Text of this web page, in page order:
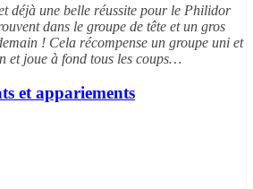
déjà une belle réussite pour le Philidor
dans le groupe de tête et un gros
! Cela récompense un groupe uni et
et joue à fond tous les coups…
et appariements